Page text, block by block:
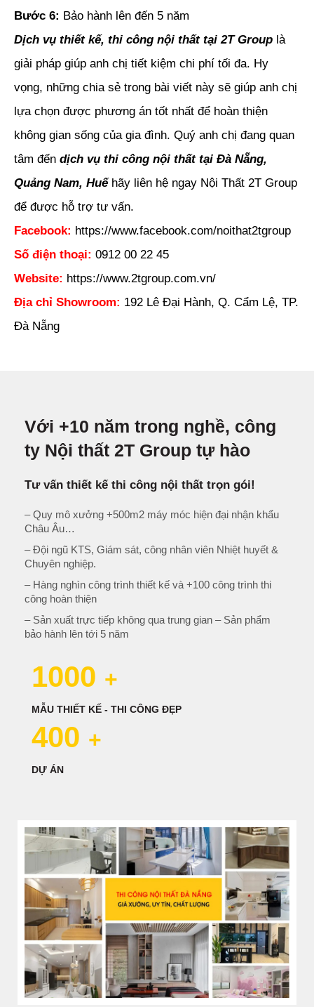
Bước 6: Bảo hành lên đến 5 năm
Dịch vụ thiết kế, thi công nội thất tại 2T Group là
giải pháp giúp anh chị tiết kiệm chi phí tối đa. Hy
vọng, những chia sẻ trong bài viết này sẽ giúp anh chị
lựa chọn được phương án tốt nhất để hoàn thiện
không gian sống của gia đình. Quý anh chị đang quan
tâm đến dịch vụ thi công nội thất tại Đà Nẵng,
Quảng Nam, Huếhãy liên hệ ngay Nội Thất 2T Group
để được hỗ trợ tư vấn.
Facebook: https://www.facebook.com/noithat2tgroup
Số điện thoại: 0912 00 22 45
Website: https://www.2tgroup.com.vn/
Địa chỉ Showroom: 192 Lê Đại Hành, Q. Cẩm Lệ, TP.
Đà Nẵng
Với +10 năm trong nghề, công
ty Nội thất 2T Group tự hào
Tư vấn thiết kế thi công nội thất trọn gói!
– Quy mô xưởng +500m2 máy móc hiện đại nhận khẩu
Châu Âu…
– Đội ngũ KTS, Giám sát, công nhân viên Nhiệt huyết &
Chuyên nghiệp.
– Hàng nghìn công trình thiết kế và +100 công trình thi
công hoàn thiện
– Sản xuất trực tiếp không qua trung gian – Sản phẩm
bảo hành lên tới 5 năm
1000 +
MẪU THIẾT KẾ - THI CÔNG ĐẸP
400 +
DỰ ÁN